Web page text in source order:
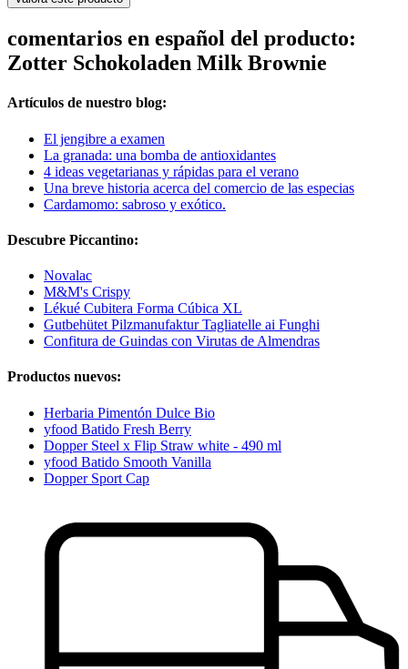
comentarios en español del producto:
Zotter Schokoladen Milk Brownie
Artículos de nuestro blog:
El jengibre a examen
La granada: una bomba de antioxidantes
4 ideas vegetarianas y rápidas para el verano
Una breve historia acerca del comercio de las especias
Cardamomo: sabroso y exótico.
Descubre Piccantino:
Novalac
M&M's Crispy
Lékué Cubitera Forma Cúbica XL
Gutbehütet Pilzmanufaktur Tagliatelle ai Funghi
Confitura de Guindas con Virutas de Almendras
Productos nuevos:
Herbaria Pimentón Dulce Bio
yfood Batido Fresh Berry
Dopper Steel x Flip Straw white - 490 ml
yfood Batido Smooth Vanilla
Dopper Sport Cap